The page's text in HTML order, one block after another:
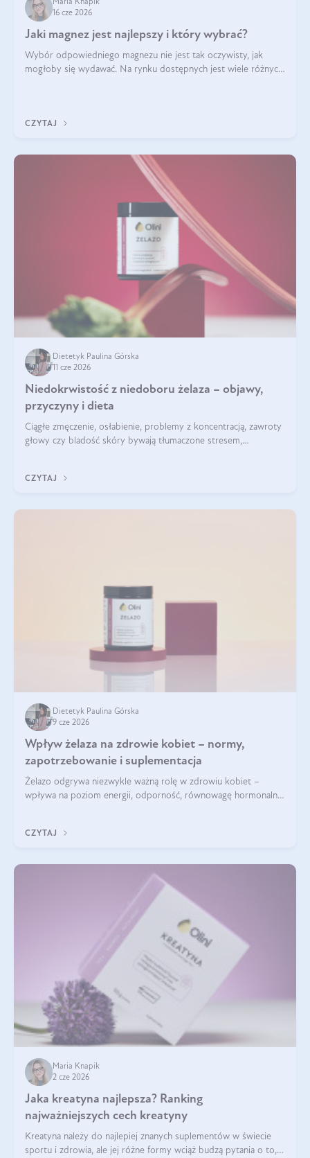
Maria Knapik
16 cze 2026
Jaki magnez jest najlepszy i który wybrać?
Wybór odpowiedniego magnezu nie jest tak oczywisty, jak
mogłoby się wydawać. Na rynku dostępnych jest wiele różnych
CZYTAJ
Dietetyk Paulina Górska
11 cze 2026
Niedokrwistość z niedoboru żelaza – objawy,
przyczyny i dieta
Ciągłe zmęczenie, osłabienie, problemy z koncentracją, zawroty
głowy czy bladość skóry bywają tłumaczone stresem,
CZYTAJ
Dietetyk Paulina Górska
9 cze 2026
Wpływ żelaza na zdrowie kobiet – normy,
zapotrzebowanie i suplementacja
Żelazo odgrywa niezwykle ważną rolę w zdrowiu kobiet –
wpływa na poziom energii, odporność, równowagę hormonalną
zawrotów głowy czy problemów z
CZYTAJ
Maria Knapik
2 cze 2026
Jaka kreatyna najlepsza? Ranking
najważniejszych cech kreatyny
Kreatyna należy do najlepiej znanych suplementów w świecie
sportu i zdrowia, ale jej różne formy wciąż budzą pytania o to,